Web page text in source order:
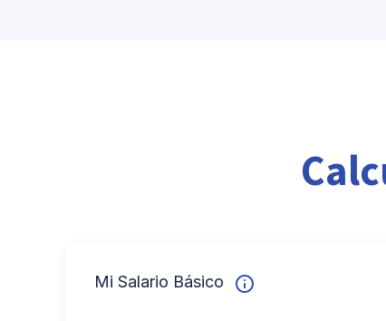
Mi Salario Básico